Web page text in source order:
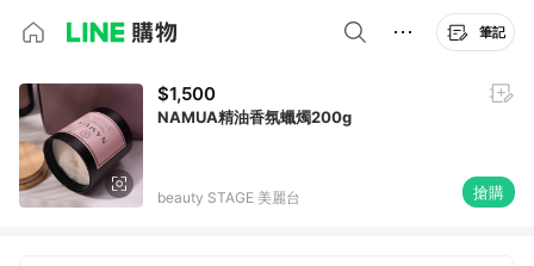
筆記
$1,500
NAMUA精油香氛蠟燭200g
beauty STAGE 美麗台 搶購